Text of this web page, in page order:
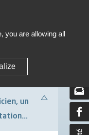
un
you are allowing all